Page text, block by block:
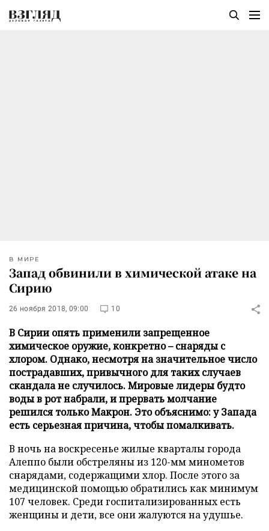
В МИРЕ
Запад обвинили в химической атаке на
Сирию
26 ноября 2018, 09:00 10
В Сирии опять применили запрещенное
химическое оружие, конкретно – снаряды с
хлором. Однако, несмотря на значительное число
пострадавших, привычного для таких случаев
скандала не случилось. Мировые лидеры будто
воды в рот набрали, и прервать молчание
решился только Макрон. Это объяснимо: у Запада
есть серьезная причина, чтобы помалкивать.
В ночь на воскресенье жилые кварталы города
Алеппо были обстреляны из 120-мм минометов
снарядами, содержащими хлор. После этого за
медицинской помощью обратились как минимум
107 человек. Среди госпитализированных есть
женщины и дети, все они жалуются на удушье.